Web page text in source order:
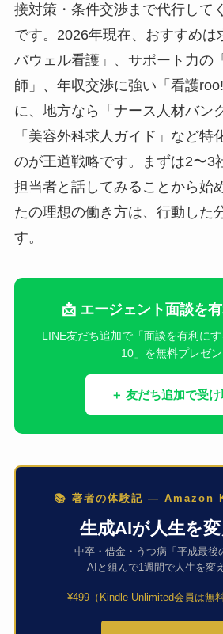
接対策・条件交渉まで代行して
です。2026年現在、おすすめは
バウェル看護」、サポート力の
師」、年収交渉に強い「看護
に、地方なら「ナース人材バン
「美容外科求人ガイド」など特
のが王道戦略です。まずは2〜3
担当者と話してみることから始
たの理想の働き方は、行動した
す。
📩 エージェント面談を
LINE友だち追加で「面談を有利に
10」を無料プレゼン
＋ 友だち追加で受け
📚 著者の体験記 — Amazon
生成AIが人生を変
中卒・借金・うつ病「平成最後
AIと組んで1週間で人生を変
¥499（Kindle Unlimited会員は無